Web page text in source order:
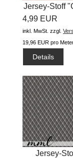
Jersey-Stoff
4,99 EUR
inkl. MwSt. zzgl.
19,96 EUR pro
Details
Jersey-